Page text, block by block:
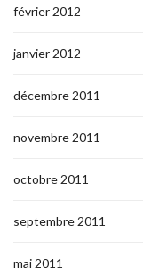
février 2012
janvier 2012
décembre 2011
novembre 2011
octobre 2011
septembre 2011
mai 2011